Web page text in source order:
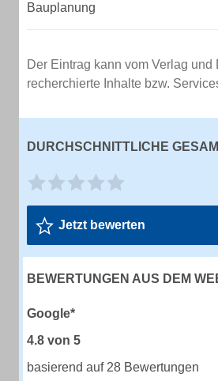
Bauplanung
Der Eintrag kann vom Verlag und
recherchierte Inhalte bzw.
DURCHSCHNITTLICHE
Jetzt bewerten
BEWERTUNGEN AUS DEM
Google*
4.8 von 5
basierend auf 28 Bewertungen